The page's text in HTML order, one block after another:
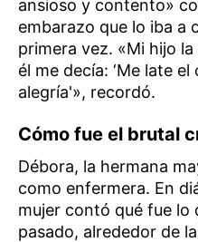
ansioso y contento»
embarazo que lo iba a
primera vez. «Mi hijo
él me decía: ‘Me late
alegría'», recordó.
Cómo fue el brutal
Débora, la hermana
como enfermera. En
mujer contó qué fue lo
pasado, alrededor de